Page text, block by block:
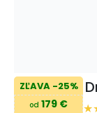
ZĽAVA -25%
od 179 €